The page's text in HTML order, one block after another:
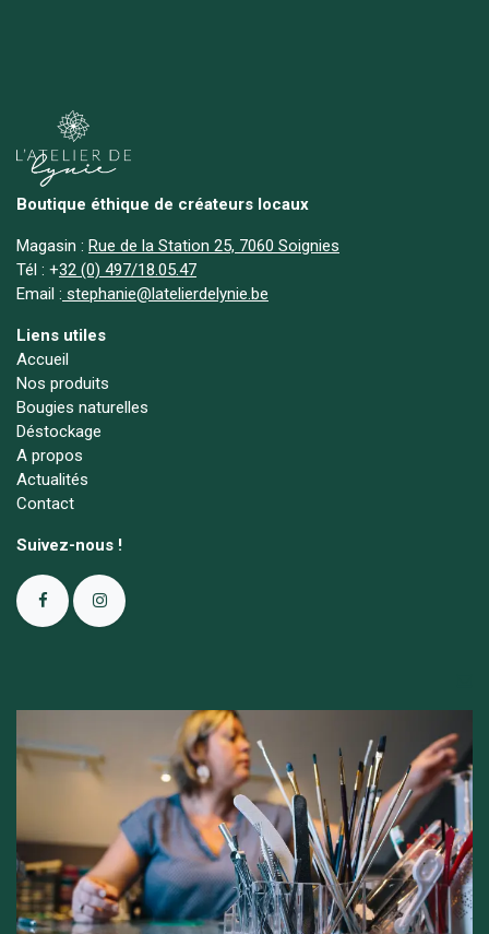
Boutique éthique de créateurs locaux
Magasin : Rue de la Station 25, 7060 Soignies
Tél : +32 (0) 497/18.05.47
Email : stephanie@latelierdelynie.be
Liens utiles
Accueil
Nos produits
Bougies naturelles
Déstockage
A propos
Actualités
Contact
Suivez-nous !